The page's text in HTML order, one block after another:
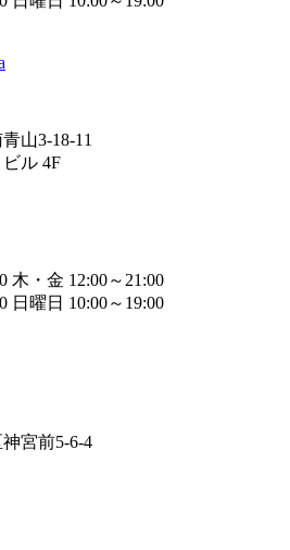
山3-18-11
ル 4F
木・金 12:00～21:00
日曜日 10:00～19:00
宮前5-6-4